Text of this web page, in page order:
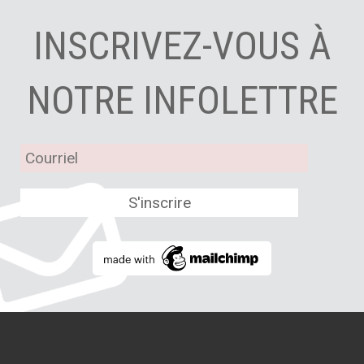
INSCRIVEZ-VOUS À
NOTRE INFOLETTRE